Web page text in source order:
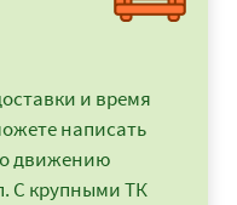
и время
написать
движению
С крупными ТК